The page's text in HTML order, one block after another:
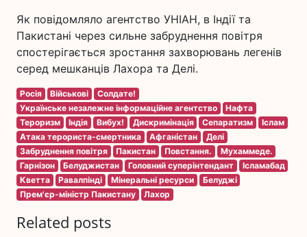
Як повідомляло агентство УНІАН, в Індії та
Пакистані через сильне забруднення повітря
спостерігається зростання захворювань легенів
серед мешканців Лахора та Делі.
Росія Військові
Солдате!
Українське незалежне інформаційне агентство
Нафта
Тероризм
Індія Вибух! Дискримінація Сепаратизм
Іслам
Атака терориста-смертника
Афганістан
Делі
Забруднення повітря
Пакистан Повстання.
Мухаммеде.
Гарнізон
Белуджистан Головний суперінтендант
Ісламабад
Кветта
Равалпінді Мінеральні ресурси
Белуджі
Прем'єр-міністр Пакистану
Лахор
Related posts